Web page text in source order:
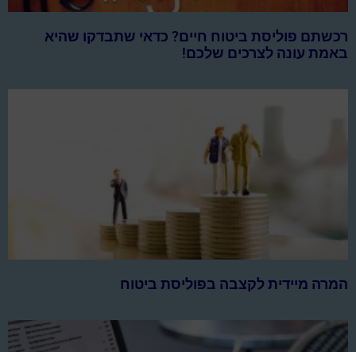
רכשתם פוליסת ביטוח חיים? כדאי שתבדקו שהיא
באמת עונה לצרכים שלכם!
המרה מיידית לקצבה בפוליסת ביטוח